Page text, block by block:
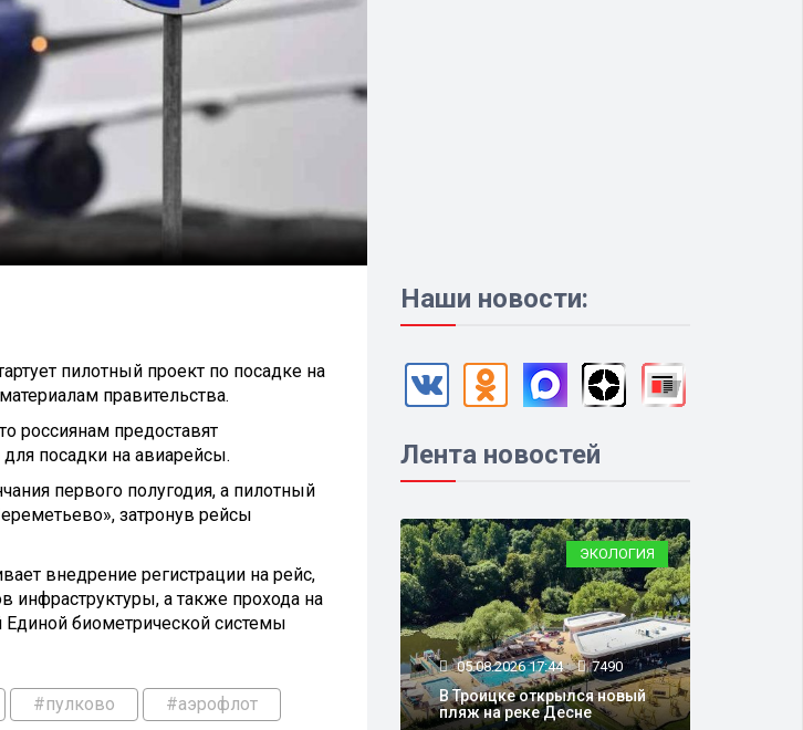
пилотный проект по посадке на
правительства.
россиянам предоставят
посадки на авиарейсы.
первого полугодия, а пилотный
затронув рейсы
внедрение регистрации на рейс,
инфраструктуры, а также прохода на
биометрической системы
#пулково #аэрофлот
Наши новости:
Лента новостей
ЭКОЛОГИЯ
05.08.2026 17:44 7490
В Троицке открылся новый
пляж на реке Десне